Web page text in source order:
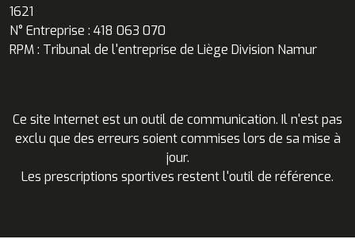
1621
N° Entreprise : 418 063 070
RPM : Tribunal de l'entreprise de Liège Division Namur
Ce site Internet est un outil de communication. Il n'est pas
exclu que des erreurs soient commises lors de sa mise à
jour.
Les prescriptions sportives restent l'outil de référence.